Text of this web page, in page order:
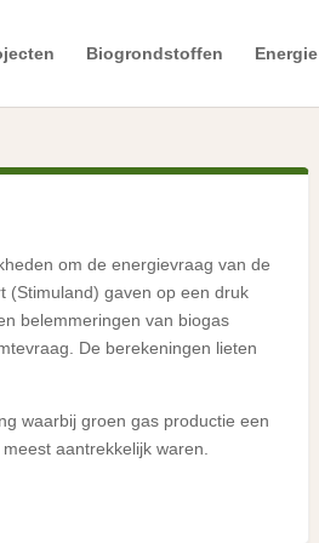
Biogrondstoffen Energie
om de energievraag van de
(Stimuland) gaven op een druk
belemmeringen van biogas
De berekeningen lieten
waarbij groen gas productie een
aantrekkelijk waren.